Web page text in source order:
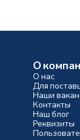
О
О нас
Для
Наши
Контакты
Наш блог
Реквизиты